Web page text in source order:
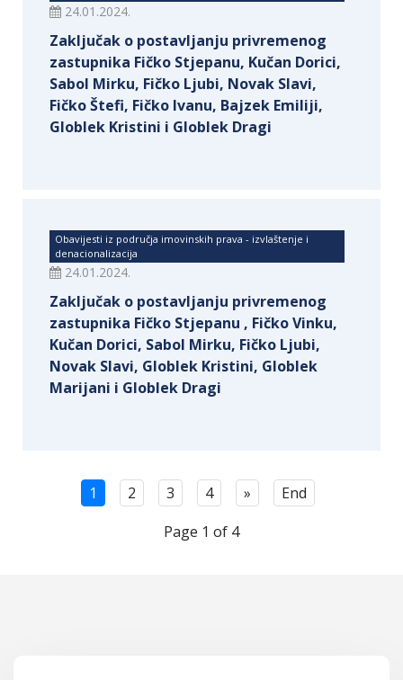
24.01.2024.
Zaključak o postavljanju privremenog
zastupnika Fičko Stjepanu, Kučan Dorici,
Sabol Mirku, Fičko Ljubi, Novak Slavi,
Fičko Štefi, Fičko Ivanu, Bajzek Emiliji,
Globlek Kristini i Globlek Dragi
Obavijesti iz područja imovinskih prava - izvlaštenje i
denacionalizacija
24.01.2024.
Zaključak o postavljanju privremenog
zastupnika Fičko Stjepanu , Fičko Vinku,
Kučan Dorici, Sabol Mirku, Fičko Ljubi,
Novak Slavi, Globlek Kristini, Globlek
Marijani i Globlek Dragi
1 2 3 4 »
End
Page 1 of 4